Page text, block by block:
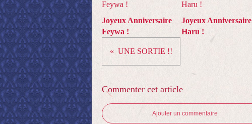
Joyeux Anniversaire
Feywa !
Joyeux Anniversaire
Haru !
UNE SORTIE !!
Commenter cet article
Ajouter un commentaire